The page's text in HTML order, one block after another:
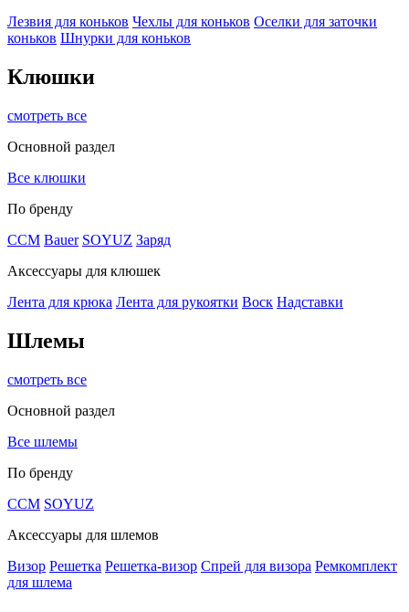
Лезвия для коньков Чехлы для коньков Оселки для заточки
коньков Шнурки для коньков
Клюшки
смотреть все
Основной раздел
Все клюшки
По бренду
CCM Bauer SOYUZ Заряд
Аксессуары для клюшек
Лента для крюка Лента для рукоятки Воск Надставки
Шлемы
смотреть все
Основной раздел
Все шлемы
По бренду
CCM SOYUZ
Аксессуары для шлемов
Визор Решетка Решетка-визор Спрей для визора Ремкомплект
для шлема